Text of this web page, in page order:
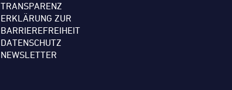
TRANSPARENZ
ERKLÄRUNG ZUR
BARRIEREFREIHEIT
DATENSCHUTZ
NEWSLETTER